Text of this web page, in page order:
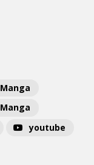
Manga
Manga
youtube